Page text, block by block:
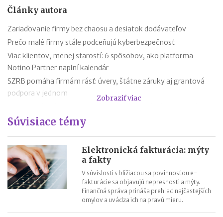
Články autora
Zariaďovanie firmy bez chaosu a desiatok dodávateľov
Prečo malé firmy stále podceňujú kyberbezpečnosť
Viac klientov, menej starostí: 6 spôsobov, ako platforma
Notino Partner naplní kalendár
SZRB pomáha firmám rásť: úvery, štátne záruky aj grantová
podpora v jednom
Časté chyby v účtovníctve a ako sa im vyhnúť vďaka
Revolúcia v doručovaní listov: výdajné boxy už nie sú len pre
balíky, poštu si vyzdvihnete kedykoľvek
Efektívny rast v roku 2026: Objavte potenciál AI aj na Kaufland
online trhovisku
Black Friday: Ako môžu slovenskí predajcovia využiť nákupnú
Zobraziť viac
Súvisiace témy
Elektronická fakturácia: mýty
a fakty
V súvislosti s blížiacou sa povinnosťou e-
fakturácie sa objavujú nepresnosti a mýty.
Finančná správa prináša prehľad najčastejších
omylov a uvádza ich na pravú mieru.